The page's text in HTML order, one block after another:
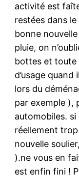
activité est
restées dans
bonne
pluie, on
bottes et toute
d’usage quand
lors du
par exemple ),
automobiles.
réellement
nouvelle
).ne vous en
est enfin fini !